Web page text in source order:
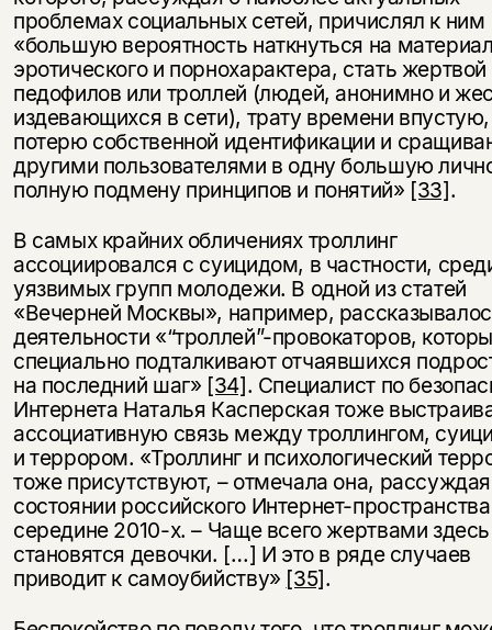
проблемах социальных сетей, причислял к ним
«большую вероятность наткнуться на
эротического и порнохарактера, стать жертвой
педофилов или троллей (людей, анонимно и
издевающихся в сети), трату времени впустую,
потерю собственной идентификации и
другими пользователями в одну большую
полную подмену принципов и понятий» [33].
В самых крайних обличениях троллинг
ассоциировался с суицидом, в частности,
уязвимых групп молодежи. В одной из статей
«Вечерней Москвы», например,
деятельности «“троллей”-провокаторов,
специально подталкивают отчаявшихся
на последний шаг» [34]. Специалист по
Интернета Наталья Касперская тоже
ассоциативную связь между троллингом,
и террором. «Троллинг и психологический
тоже присутствуют, – отмечала она,
состоянии российского Интернет-
середине 2010-х. – Чаще всего жертвами здесь
становятся девочки. […] И это в ряде случаев
приводит к самоубийству» [35].